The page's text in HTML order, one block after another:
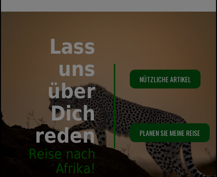
Lass
uns
über
Dich
reden
Reise nach
Afrika!
NÜTZLICHE ARTIKEL
PLANEN SIE MEINE REISE